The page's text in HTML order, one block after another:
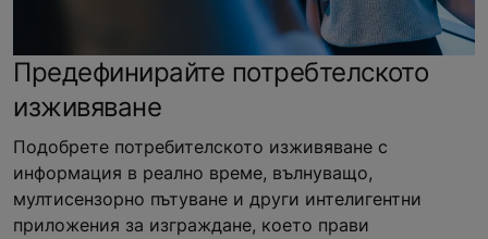
Предефинирайте потребтелското
изживяване
Подобрете потребителското изживяване с
информация в реално време, вълнуващо,
мултисензорно пътуване и други интелигентни
приложения за изграждане, което прави